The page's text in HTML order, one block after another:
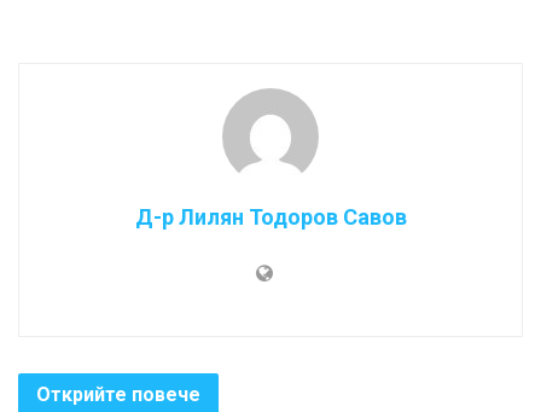
Д-р Лилян Тодоров Савов
Открийте повече